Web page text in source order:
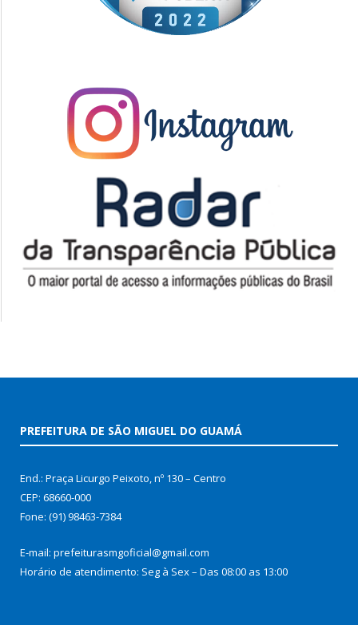
PREFEITURA DE SÃO MIGUEL DO GUAMÁ
End.: Praça Licurgo Peixoto, nº 130 – Centro
CEP: 68660-000
Fone: (91) 98463-7384
E-mail: prefeiturasmgoficial@gmail.com
Horário de atendimento: Seg à Sex – Das 08:00 as 13:00